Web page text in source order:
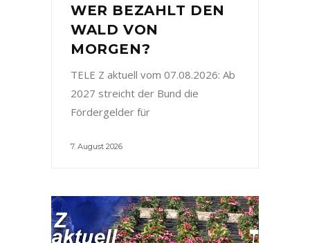
WER BEZAHLT DEN
WALD VON
MORGEN?
TELE Z aktuell vom 07.08.2026: Ab
2027 streicht der Bund die
Fördergelder für
7. August 2026